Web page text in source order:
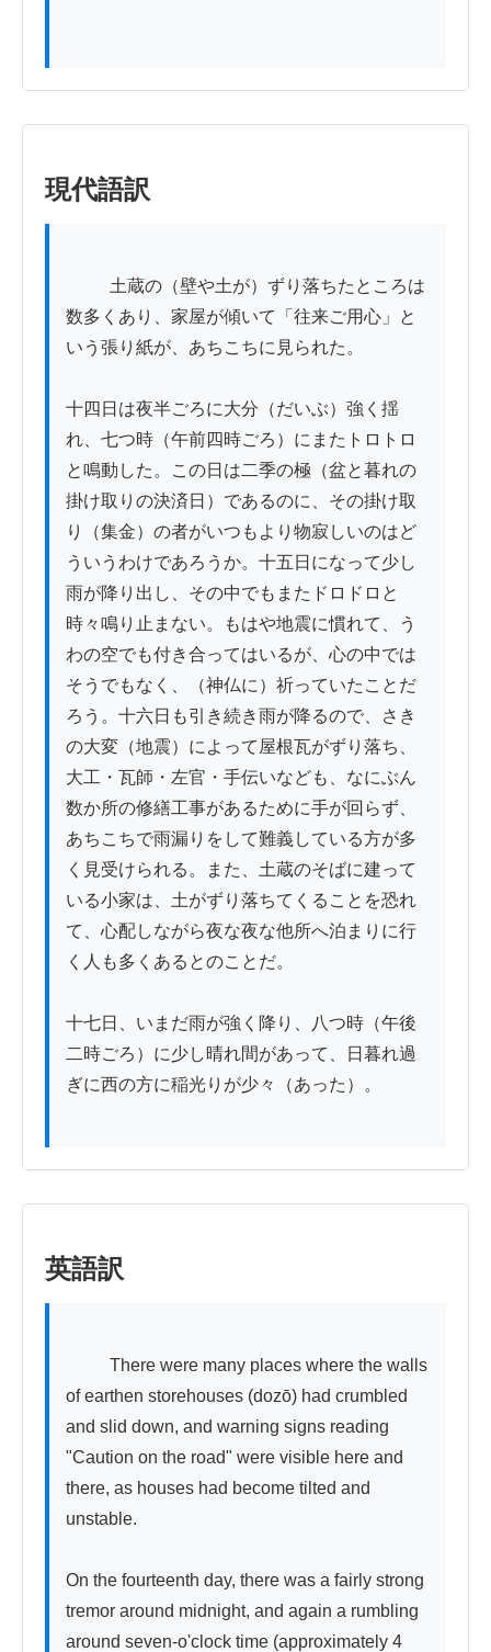
現代語訳
数多くあり、家屋が傾いて「往来ご用心」と
いう張り紙が、あちこちに見られた。
十四日は夜半ごろに大分（だいぶ）強く揺
れ、七つ時（午前四時ごろ）にまたトロトロ
と鳴動した。この日は二季の極（盆と暮れの
掛け取りの決済日）であるのに、その掛け取
り（集金）の者がいつもより物寂しいのはど
ういうわけであろうか。十五日になって少し
雨が降り出し、その中でもまたドロドロと
時々鳴り止まない。もはや地震に慣れて、う
わの空でも付き合ってはいるが、心の中では
そうでもなく、（神仏に）祈っていたことだ
ろう。十六日も引き続き雨が降るので、さき
の大変（地震）によって屋根瓦がずり落ち、
大工・瓦師・左官・手伝いなども、なにぶん
数か所の修繕工事があるために手が回らず、
あちこちで雨漏りをして難義している方が多
く見受けられる。また、土蔵のそばに建って
いる小家は、土がずり落ちてくることを恐れ
て、心配しながら夜な夜な他所へ泊まりに行
く人も多くあるとのことだ。
十七日、いまだ雨が強く降り、八つ時（午後
二時ごろ）に少し晴れ間があって、日暮れ過
ぎに西の方に稲光りが少々（あった）。
英語訳
of earthen storehouses (dozō) had crumbled
and slid down, and warning signs reading
"Caution on the road" were visible here and
there, as houses had become tilted and
unstable.
On the fourteenth day, there was a fairly strong
tremor around midnight, and again a rumbling
around seven-o'clock time (approximately 4